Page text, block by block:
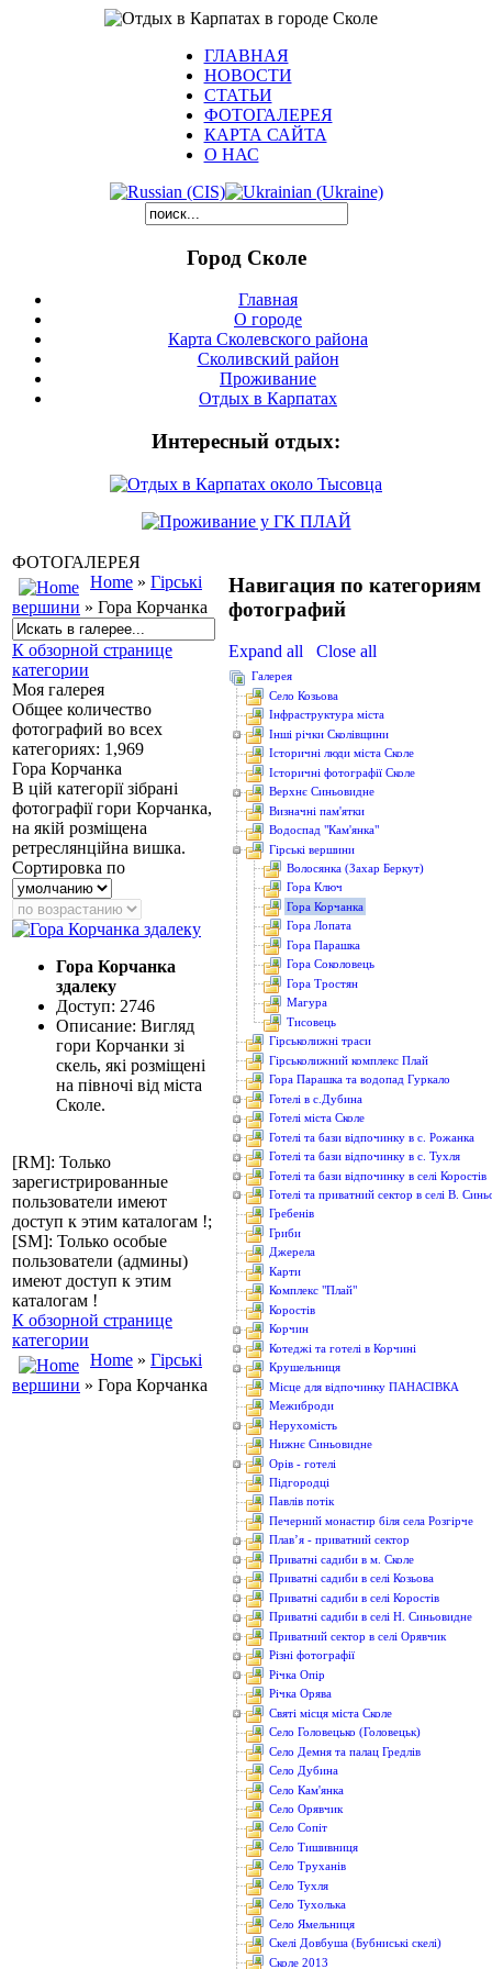
ГЛАВНАЯ
НОВОСТИ
СТАТЬИ
ФОТОГАЛЕРЕЯ
КАРТА САЙТА
О НАС
Город Сколе
Главная
О городе
Карта Сколевского района
Сколивский район
Проживание
Отдых в Карпатах
Интересный отдых:
ФОТОГАЛЕРЕЯ
Home » Гірські
вершини » Гора Корчанка
К обзорной странице
категории
Моя галерея
Общее количество
фотографий во всех
категориях: 1,969
Гора Корчанка
В цій категорії зібрані
фотографії гори Корчанка,
на якій розміщена
ретреслянційна вишка.
Сортировка по
Гора Корчанка
здалеку
Доступ: 2746
Описание: Вигляд
гори Корчанки зі
скель, які розміщені
на півночі від міста
Сколе.
[RM]: Только
зарегистрированные
пользователи имеют
доступ к этим каталогам !;
[SM]: Только особые
пользователи (админы)
имеют доступ к этим
каталогам !
К обзорной странице
категории
Home » Гірські
вершини » Гора Корчанка
Навигация по категориям
фотографий
Expand all Close all
Галерея
Cело Козьова
Інфраструктура міста
Інші річки Сколівщини
Історичні люди міста Сколе
Історичні фотографії Сколе
Верхнє Синьовидне
Визначні пам'ятки
Водоcпад "Кам'янка"
Гірські вершини
Волосянка (Захар Беркут)
Гора Ключ
Гора Корчанка
Гора Лопата
Гора Парашка
Гора Соколовець
Гора Тростян
Магура
Тисовець
Гірськолижні траси
Гірськолижний комплекс Плай
Гора Парашка та водопад Гуркало
Готелі в с.Дубина
Готелі міста Сколе
Готелі та бази відпочинку в с. Рожанка
Готелі та бази відпочинку в с. Тухля
Готелі та бази відпочинку в селі Коростів
Готелі та приватний сектор в селі В.
Гребенів
Гриби
Джерела
Карти
Комплекс "Плай"
Коростів
Корчин
Котеджі та готелі в Корчині
Крушельниця
Місце для відпочинку ПАНАСІВКА
Межиброди
Нерухомість
Нижнє Синьовидне
Орів - готелі
Підгородці
Павлів потік
Печерний монастир біля села Розгірче
Плав’я - приватний сектор
Приватні садиби в м. Сколе
Приватні садиби в селі Козьова
Приватні садиби в селі Коростів
Приватні садиби в селі Н. Синьовидне
Приватний сектор в селі Орявчик
Різні фотографії
Річка Опір
Річка Орява
Святі місця міста Сколе
Село Головецько (Головецьк)
Село Демня та палац Гредлів
Село Дубина
Село Кам'янка
Село Орявчик
Село Сопіт
Село Тишивниця
Село Труханів
Село Тухля
Село Тухолька
Село Ямельниця
Скелі Довбуша (Бубниські скелі)
Сколе 2013